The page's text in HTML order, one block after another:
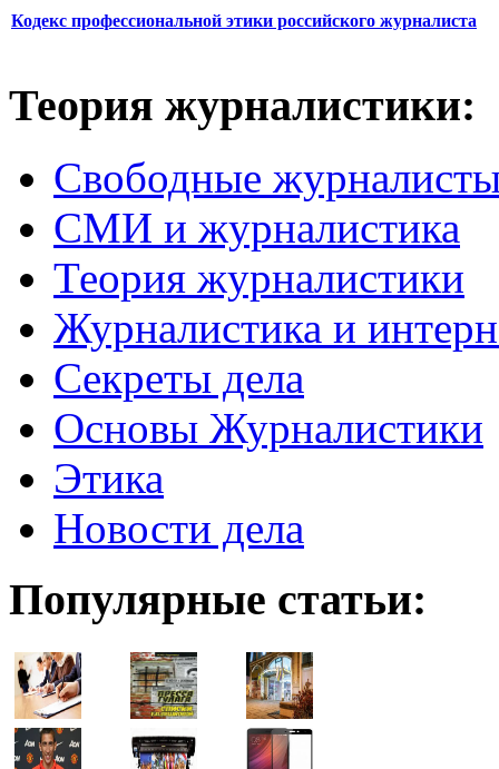
Кодекс профессиональной этики российского журналиста
Теория журналистики:
Свободные
СМИ и журналистика
Теория журналистики
Журналистика и
Секреты дела
Основы Журналистики
Этика
Новости дела
Популярные статьи: